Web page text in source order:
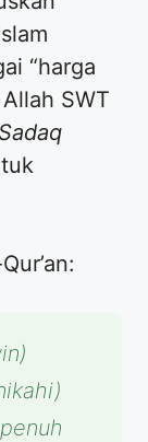
“harga
SWT
Sadaq